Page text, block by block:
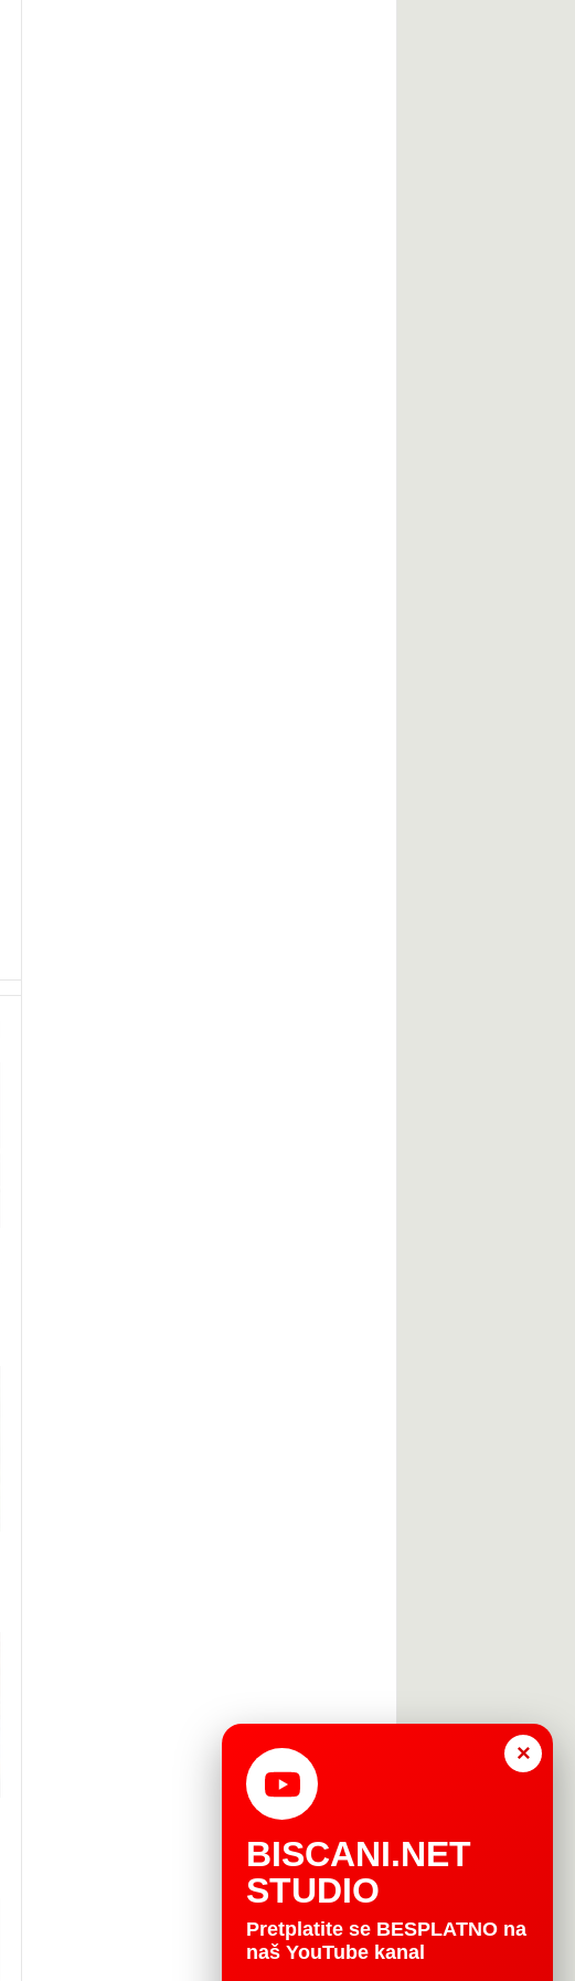
×
BISCANI.NET
STUDIO
Pretplatite se BESPLATNO na
naš YouTube kanal